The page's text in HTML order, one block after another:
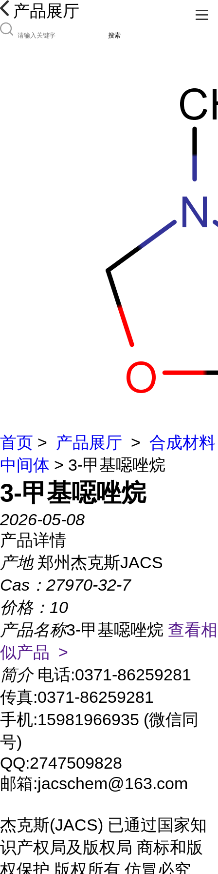
产品展厅
搜索
首页 > 产品展厅 > 合成材料
中间体 > 3-甲基噁唑烷
3-甲基噁唑烷
2026-05-08
产品详情
产地 郑州杰克斯JACS
Cas： 27970-32-7
价格： 10
产品名称3-甲基噁唑烷 查看相
似产品 >
简介 电话:0371-86259281
传真:0371-86259281
手机:15981966935 (微信同
号)
QQ:2747509828
邮箱:jacschem@163.com
杰克斯(JACS) 已通过国家知
识产权局及版权局 商标和版
权保护 版权所有 仿冒必究